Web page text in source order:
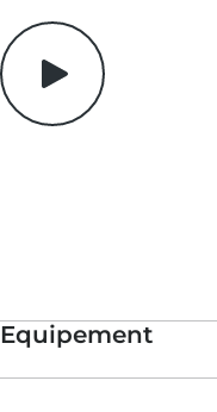
noix + viande séchée.
pour sa texture
Marcona
, une variété
l'huile et salées. Elles
salées que la plupart des
italien séché à froid avec
Equipement